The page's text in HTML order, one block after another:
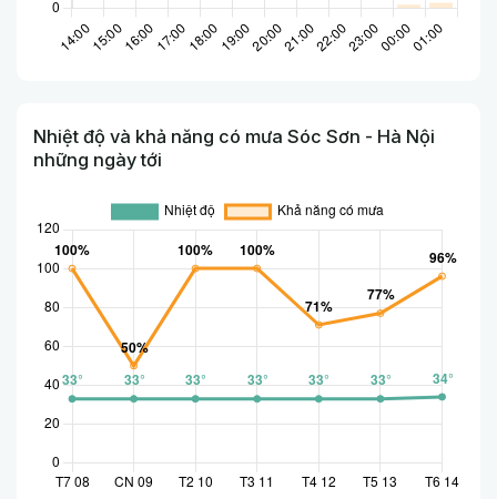
Nhiệt độ và khả năng có mưa Sóc Sơn - Hà Nội
những ngày tới